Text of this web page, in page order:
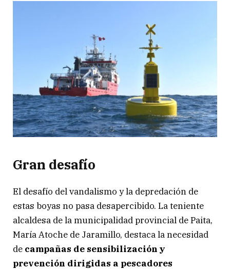
Gran desafío
El desafío del vandalismo y la depredación de
estas boyas no pasa desapercibido. La teniente
alcaldesa de la municipalidad provincial de Paita,
María Atoche de Jaramillo, destaca la necesidad
de campañas de sensibilización y
prevención dirigidas a pescadores